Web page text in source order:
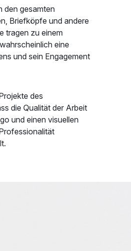
den gesamten
Briefköpfe und andere
tragen zu einem
eine
und sein Engagement
des
die Qualität der Arbeit
und einen visuellen